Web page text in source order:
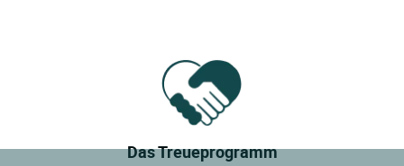
Das Treueprogramm